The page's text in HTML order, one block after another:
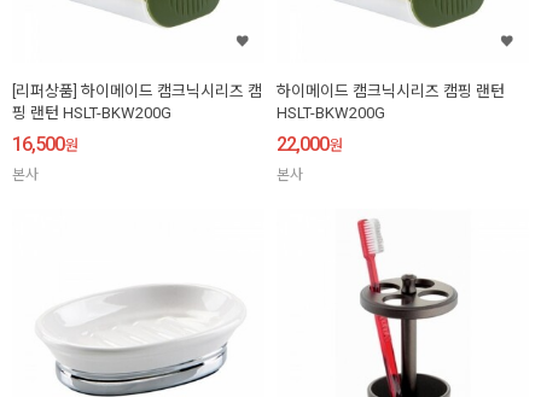
[리퍼상품] 하이메이드 캠크닉시리즈 캠
핑 랜턴 HSLT-BKW200G
16,500원
본사
하이메이드 캠크닉시리즈 캠핑 랜턴
HSLT-BKW200G
22,000원
본사